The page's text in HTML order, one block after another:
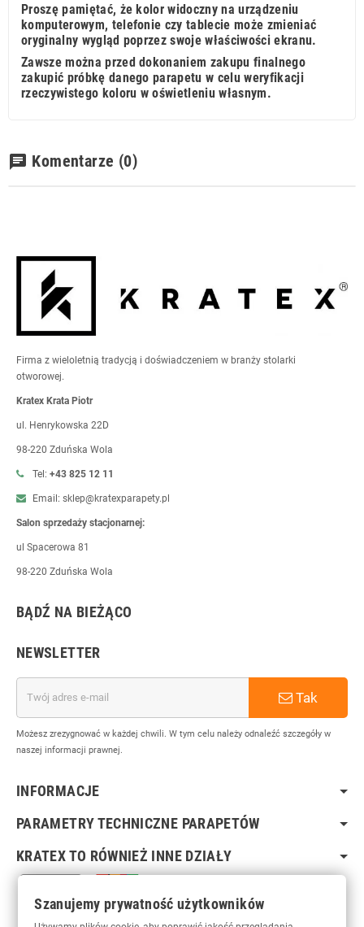
Proszę pamiętać, że kolor widoczny na urządzeniu
komputerowym, telefonie czy tablecie może zmieniać
oryginalny wygląd poprzez swoje właściwości ekranu.
Zawsze można przed dokonaniem zakupu finalnego
zakupić próbkę danego parapetu w celu weryfikacji
rzeczywistego koloru w oświetleniu własnym.
chat Komentarze (0)
Firma z wieloletnią tradycją i doświadczeniem w branży stolarki
otworowej.
Kratex Krata Piotr
ul. Henrykowska 22D
98-220 Zduńska Wola
Tel: +43 825 12 11
Email: sklep@kratexparapety.pl
Salon sprzedaży stacjonarnej:
ul Spacerowa 81
98-220 Zduńska Wola
BĄDŹ NA BIEŻĄCO
NEWSLETTER
Tak
Możesz zrezygnować w każdej chwili. W tym celu należy odnaleźć szczegóły w
naszej informacji prawnej.
INFORMACJE
PARAMETRY TECHNICZNE PARAPETÓW
KRATEX TO RÓWNIEŻ INNE DZIAŁY
Szanujemy prywatność użytkowników